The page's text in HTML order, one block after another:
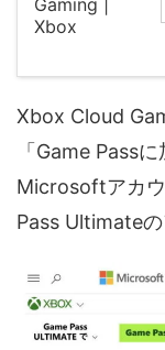
Xbox Cloud
「Game Pass
Microsoftアカ
Pass Ultimateの